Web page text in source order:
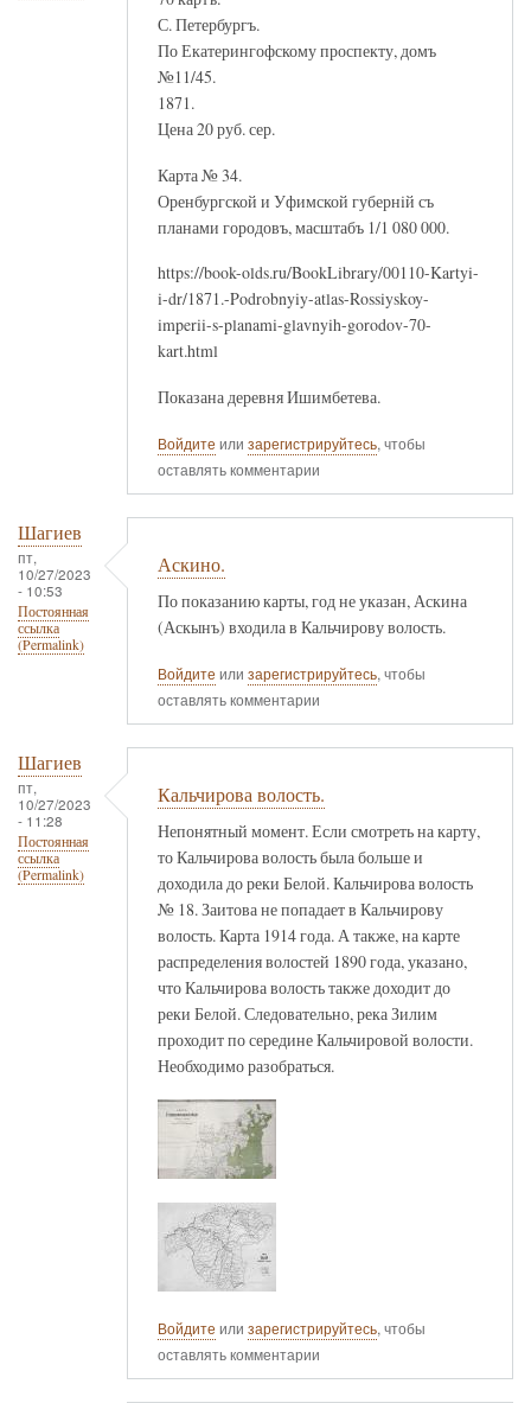
С. Петербургъ.
По Екатерингофскому проспекту, домъ
№11/45.
1871.
Цена 20 руб. сер.
Карта № 34.
Оренбургской и Уфимской губернiй съ
планами городовъ, масштабъ 1/1 080 000.
https://book-olds.ru/BookLibrary/00110-Kartyi-
i-dr/1871.-Podrobnyiy-atlas-Rossiyskoy-
imperii-s-planami-glavnyih-gorodov-70-
kart.html
Показана деревня Ишимбетева.
Войдите или зарегистрируйтесь, чтобы
оставлять комментарии
Шагиев
пт,
10/27/2023
- 10:53
Постоянная
ссылка
(Permalink)
Аскино.
По показанию карты, год не указан, Аскина
(Аскынъ) входила в Кальчирову волость.
Войдите или зарегистрируйтесь, чтобы
оставлять комментарии
Шагиев
пт,
10/27/2023
- 11:28
Постоянная
ссылка
(Permalink)
Кальчирова волость.
Непонятный момент. Если смотреть на карту,
то Кальчирова волость была больше и
доходила до реки Белой. Кальчирова волость
№ 18. Заитова не попадает в Кальчирову
волость. Карта 1914 года. А также, на карте
распределения волостей 1890 года, указано,
что Кальчирова волость также доходит до
реки Белой. Следовательно, река Зилим
проходит по середине Кальчировой волости.
Необходимо разобраться.
Войдите или зарегистрируйтесь, чтобы
оставлять комментарии